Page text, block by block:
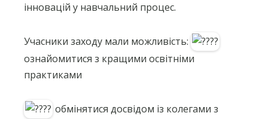
інновацій у навчальний процес.
Учасники заходу мали можливість:
ознайомитися з кращими освітніми
практиками
обмінятися досвідом із колегами з